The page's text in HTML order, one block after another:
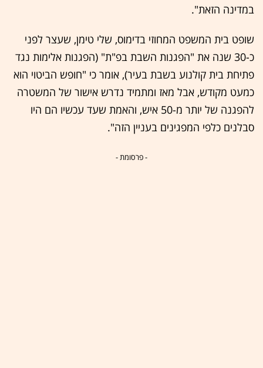
במדינה הזאת".
שופט בית המשפט המחוזי בדימוס, שלי טימן, שעצר לפני
כ-30 שנה את "הפגנות השבת בפ"ת" (הפגנות אלימות נגד
פתיחת בית קולנוע בשבת בעיר), אומר כי "חופש הביטוי הוא
כמעט מקודש, אבל מאז ומתמיד נדרש אישור של המשטרה
להפגנה של יותר מ-50 איש, והאמת שעד עכשיו הם היו
סבלנים כלפי המפגינים בעניין הזה".
- פרסומת -